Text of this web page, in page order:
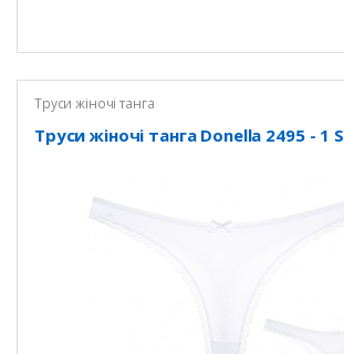
Труси жіночі танга
Труси жіночі танга Donella 2495 - 1 S